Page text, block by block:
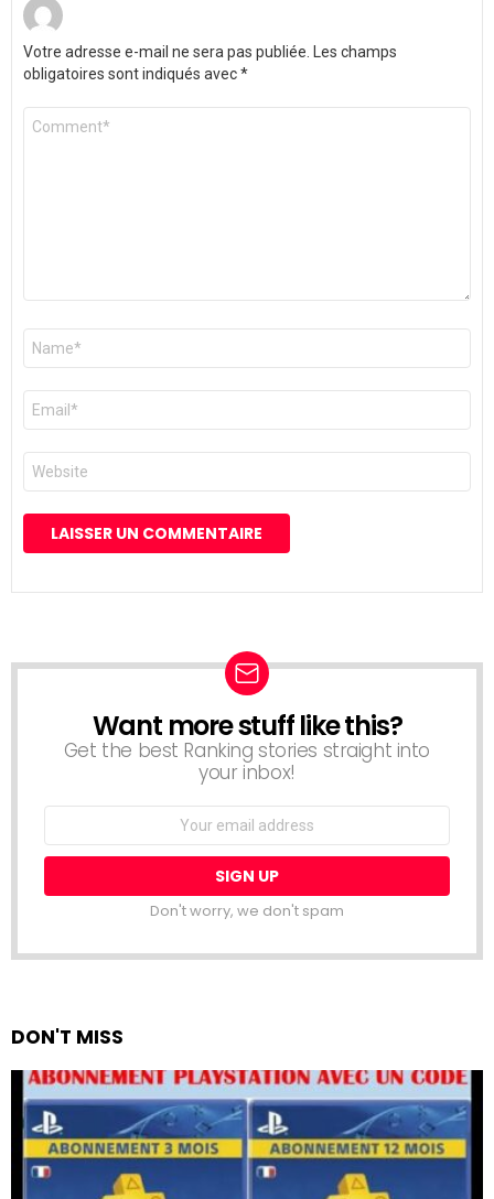
Votre adresse e-mail ne sera pas publiée. Les champs
obligatoires sont indiqués avec*
Commentaire
Nom
E-
mail
*
Site
web
NEWSLETTER
Want more stuff like this?
Get the best Ranking stories straight into
your inbox!
Don't worry, we don't spam
DON'T MISS